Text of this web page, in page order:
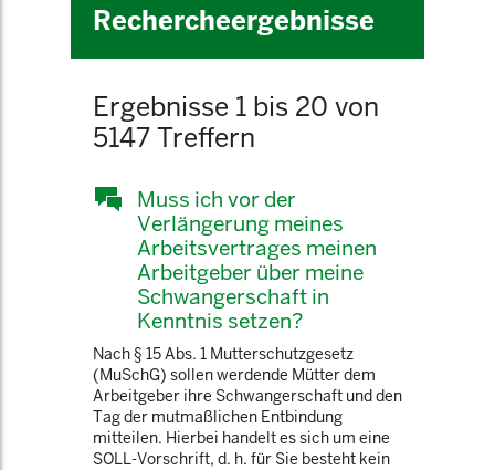
Rechercheergebnisse
Ergebnisse 1 bis 20 von
5147 Treffern
Muss ich vor der
Verlängerung meines
Arbeitsvertrages meinen
Arbeitgeber über meine
Schwangerschaft in
Kenntnis setzen?
Nach § 15 Abs. 1 Mutterschutzgesetz
(MuSchG) sollen werdende Mütter dem
Arbeitgeber ihre Schwangerschaft und den
Tag der mutmaßlichen Entbindung
mitteilen. Hierbei handelt es sich um eine
SOLL-Vorschrift, d. h. für Sie besteht kein